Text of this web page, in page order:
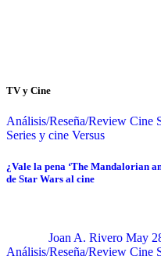
TV y Cine
Análisis/Reseña/Review Cine
Series y cine Versus
¿Vale la pena ‘The Mandalorian
de Star Wars al cine
Joan A. Rivero May
Análisis/Reseña/Review Cine